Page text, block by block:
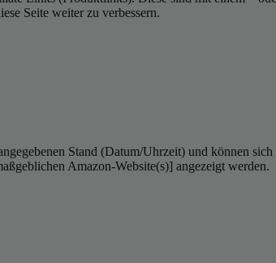
Seite weiter zu verbessern.
Stand (Datum/Uhrzeit) und können
Amazon-Website(s)] angezeigt werden.